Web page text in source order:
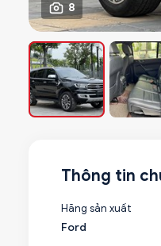
8
Thông tin
Hãng sản xuất
Ford